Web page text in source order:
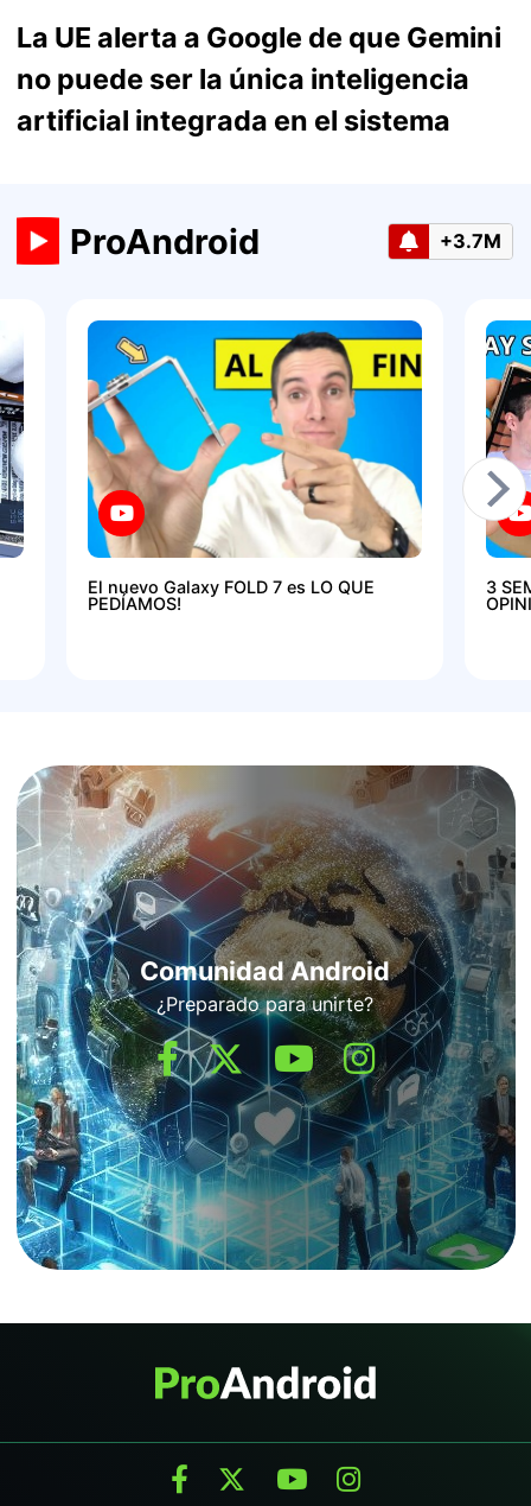
La UE alerta a Google de que Gemini
no puede ser la única inteligencia
artificial integrada en el sistema
ProAndroid +3.7M
El nuevo Galaxy FOLD 7 es LO QUE
PEDÍAMOS!
3
Comunidad Android
¿Preparado para unirte?